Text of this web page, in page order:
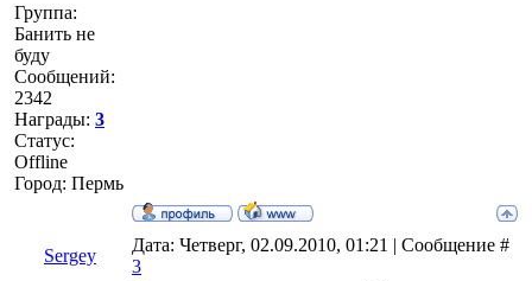
Группа:
Банить не
буду
Сообщений:
2342
Награды: 3
Статус:
Offline
Город: Пермь
Sergey
Дата: Четверг, 02.09.2010, 01:21 | Сообщение #
3